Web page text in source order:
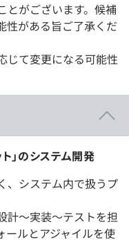
がございます。候補
性がある旨ご了承くだ
じて変更になる可能性
」のシステム開発
、システム内で扱うプ
計〜実装〜テストを担
ールとアジャイルを使